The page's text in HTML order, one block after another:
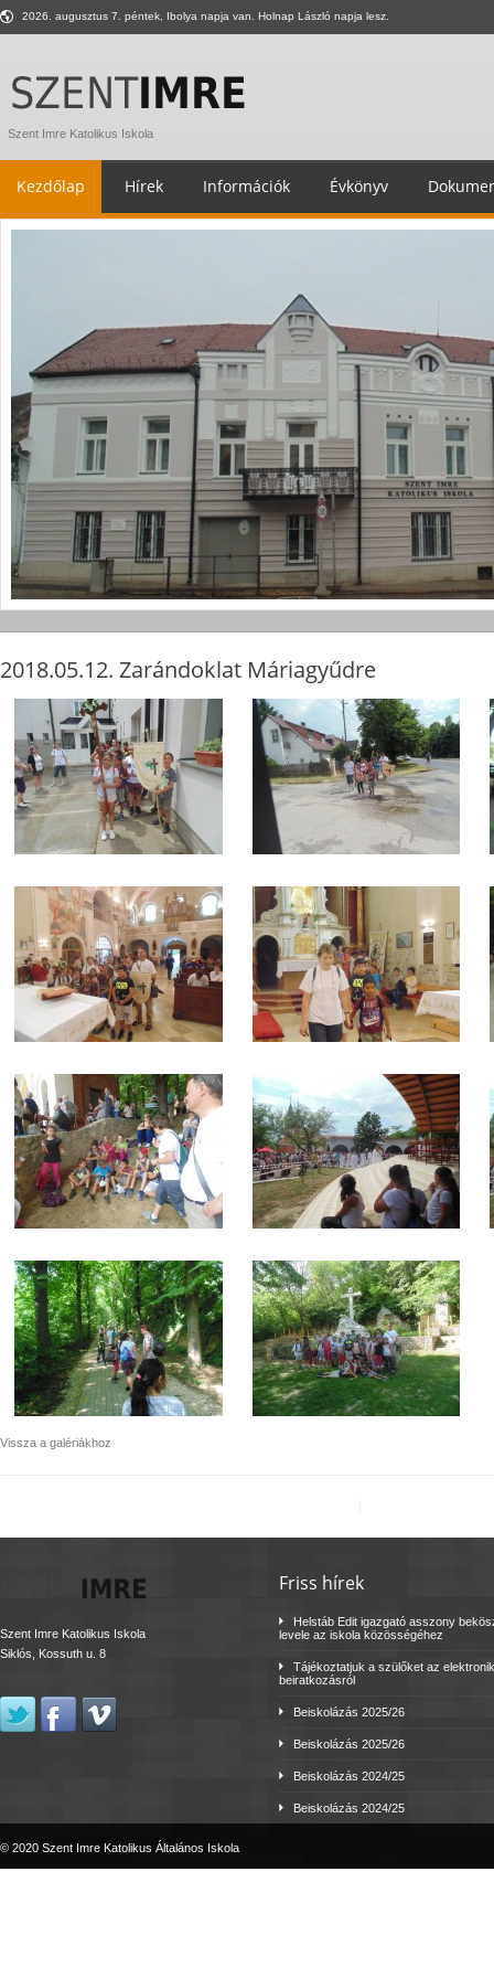
2026. augusztus 7. péntek, Ibolya napja van. Holnap László napja lesz.
Szent Imre Katolikus Iskola
Kezdőlap Hírek Információk Évkönyv
2018.05.12. Zarándoklat Máriagyűdre
Vissza a galériákhoz
Szent Imre Katolikus Iskola
Siklós, Kossuth u. 8
Friss hírek
Helstáb Edit igazgató asszony
levele az iskola közösségéhez
Tájékoztatjuk a szülőket az
beiratkozásról
Beiskolázás 2025/26
Beiskolázás 2025/26
Beiskolázás 2024/25
Beiskolázás 2024/25
© 2020 Szent Imre Katolikus Általános Iskola